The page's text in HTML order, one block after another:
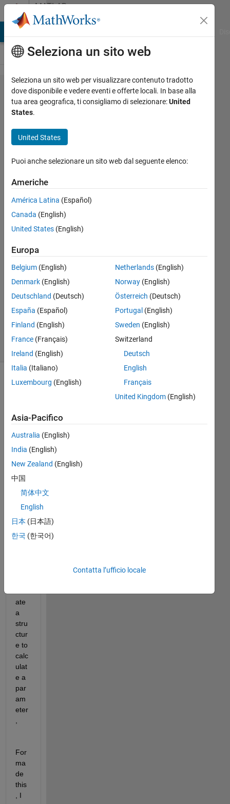
Vai al contenutoMATLAB
Answers
Looping
for
parameter
Guilherme
Lopes de
Campos
18 Feb
2019
Risposta
Risposta
accettata
Aggiornato
2019
4
Visualizzazioni
MA
TL
AB
mm
unit
y,
ate
a
stru
ctur
e to
calc
ulat
e a
par
am
eter
For
ma
de
this
, I
Seleziona un sito web
Seleziona un sito web per visualizzare contenuto tradotto
dove disponibile e vedere eventi e offerte locali. In base alla
tua area geografica, ti consigliamo di selezionare:United
States.
United States
Puoi anche selezionare un sito web dal seguente elenco:
Americhe
América Latina (Español)
Canada (English)
United States (English)
Europa
Belgium (English)
Denmark (English)
Deutschland (Deutsch)
España (Español)
Finland (English)
France (Français)
Ireland (English)
Italia (Italiano)
Luxembourg (English)
Netherlands(English)
Norway(English)
Österreich (Deutsch)
Portugal (English)
Sweden (English)
Switzerland
Deutsch
English
Français
United Kingdom(English)
Asia-Pacifico
Australia (English)
India (English)
New Zealand (English)
中国
简体中文
English
日本 (日本語)
한국 (한국어)
Contatta l’ufficio locale